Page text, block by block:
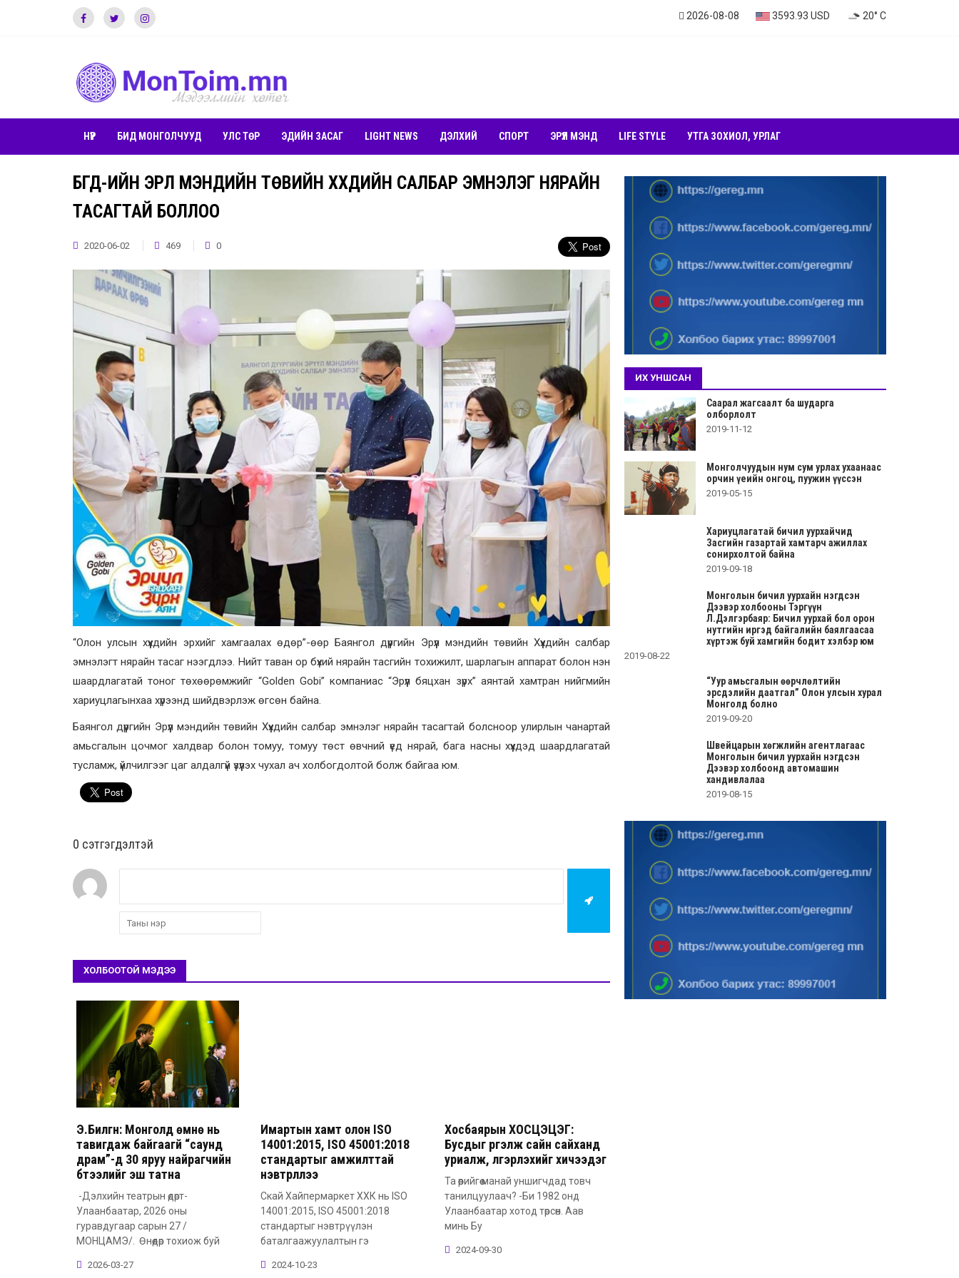
2026-08-08 3593.93 USD 20° C
НҮҮР БИД МОНГОЛЧУУД УЛС ТӨР ЭДИЙН ЗАСАГ LIGHT NEWS ДЭЛХИЙ СПОРТ ЭРҮҮЛ МЭНД LIFE STYLE УТГА ЗОХИОЛ, УРЛАГ
БГД-ИЙН ЭРҮҮЛ МЭНДИЙН ТӨВИЙН ХҮҮХДИЙН САЛБАР ЭМНЭЛЭГ НЯРАЙН
ТАСАГТАЙ БОЛЛОО
2020-06-02 469 0
“Олон улсын хүүхдийн эрхийг хамгаалах өдөр”-өөр Баянгол дүүргийн Эрүүл мэндийн төвийн Хүүхдийн салбар
эмнэлэгт нярайн тасаг нээгдлээ. Нийт таван ор бүхий нярайн тасгийн тохижилт, шарлагын аппарат болон нэн
шаардлагатай тоног төхөөрөмжийг “Golden Gobi” компаниас “Эрүүл бяцхан зүрх” аянтай хамтран нийгмийн
хариуцлагынхаа хүрээнд шийдвэрлэж өгсөн байна.
Баянгол дүүргийн Эрүүл мэндийн төвийн Хүүхдийн салбар эмнэлэг нярайн тасагтай болсноор улирлын чанартай
амьсгалын цочмог халдвар болон томуу, томуу төст өвчний үед нярай, бага насны хүүхдэд шаардлагатай
тусламж, үйлчилгээг цаг алдалгүй үзүүлэх чухал ач холбогдолтой болж байгаа юм.
0 cэтгэгдэлтэй
ХОЛБООТОЙ МЭДЭЭ
Э.Билгүүн: Монголд өмнө нь
тавигдаж байгаагүй “саунд
драм”-д 30 яруу найрагчийн
бүтээлийг эш татна
-Дэлхийн театрын өдөрт-
Улаанбаатар, 2026 оны
гуравдугаар сарын 27 /
МОНЦАМЭ/. Өнөөдөр тохиож буй
2026-03-27
Имартын хамт олон ISO
14001:2015, ISO 45001:2018
стандартыг амжилттай
нэвтрүүллээ
Скай Хайпермаркет ХХК нь ISO
14001:2015, ISO 45001:2018
стандартыг нэвтрүүлэн
баталгаажуулалтын гэ
2024-10-23
Хосбаярын ХОСЦЭЦЭГ:
Бусдыг үргэлж сайн сайханд
уриалж, үлгэрлэхийг хичээдэг
Та өөрийгөө манай уншигчдад товч
танилцуулаач? -Би 1982 онд
Улаанбаатар хотод төрсөн. Аав
минь Бу
2024-09-30
ИХ УНШСАН
Саарал жагсаалт ба шударга
олборлолт
2019-11-12
Монголчуудын нум сум урлах ухаанаас
орчин үеийн онгоц, пуужин үүссэн
2019-05-15
Хариуцлагатай бичил уурхайчид
Засгийн газартай хамтарч ажиллах
сонирхолтой байна
2019-09-18
Монголын бичил уурхайн нэгдсэн
Дээвэр холбооны Тэргүүн
Л.Дэлгэрбаяр: Бичил уурхай бол орон
нутгийн иргэд байгалийн баялгаасаа
хүртэж буй хамгийн бодит хэлбэр юм
2019-08-22
“Уур амьсгалын өөрчлөлтийн
эрсдэлийн даатгал” Олон улсын хурал
Монголд болно
2019-09-20
Швейцарын хөгжлийн агентлагаас
Монголын бичил уурхайн нэгдсэн
Дээвэр холбоонд автомашин
хандивлалаа
2019-08-15